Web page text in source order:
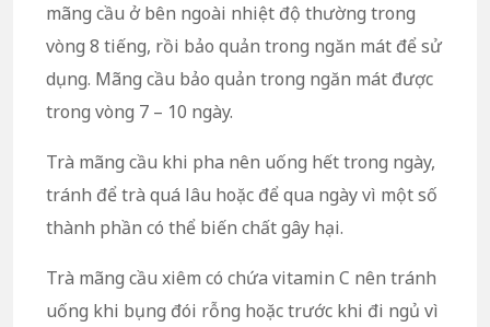
mãng cầu ở bên ngoài nhiệt độ thường trong
vòng 8 tiếng, rồi bảo quản trong ngăn mát để sử
dụng. Mãng cầu bảo quản trong ngăn mát được
trong vòng 7 – 10 ngày.
Trà mãng cầu khi pha nên uống hết trong ngày,
tránh để trà quá lâu hoặc để qua ngày vì một số
thành phần có thể biến chất gây hại.
Trà mãng cầu xiêm có chứa vitamin C nên tránh
uống khi bụng đói rỗng hoặc trước khi đi ngủ vì